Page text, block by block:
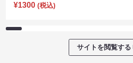
¥1300 (税込)
サイトを閲覧する